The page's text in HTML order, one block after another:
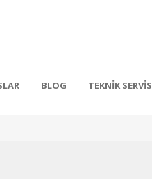
BLOG TEKNİK SERVİS